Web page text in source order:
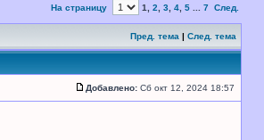
На страницу 1 2 3 4 5 7 След.
Пред. тема | След. тема
Добавлено: Сб окт 12, 2024 18:57